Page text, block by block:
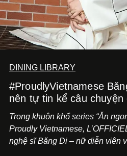
DINING LIBRARY
#ProudlyVietnamese
nên tự tin kể câu
Trong khuôn khổ series “Ăn
Proudly Vietnamese,
nghệ sĩ Băng Di – nữ diễn viên